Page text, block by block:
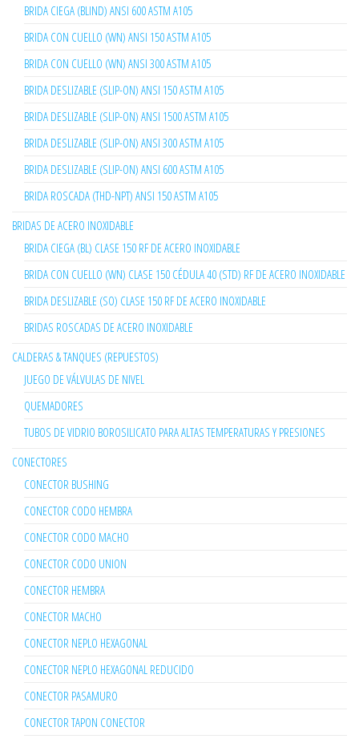
BRIDA CIEGA (BLIND) ANSI 600 ASTM A105
BRIDA CON CUELLO (WN) ANSI 150 ASTM A105
BRIDA CON CUELLO (WN) ANSI 300 ASTM A105
BRIDA DESLIZABLE (SLIP-ON) ANSI 150 ASTM A105
BRIDA DESLIZABLE (SLIP-ON) ANSI 1500 ASTM A105
BRIDA DESLIZABLE (SLIP-ON) ANSI 300 ASTM A105
BRIDA DESLIZABLE (SLIP-ON) ANSI 600 ASTM A105
BRIDA ROSCADA (THD-NPT) ANSI 150 ASTM A105
BRIDAS DE ACERO INOXIDABLE
BRIDA CIEGA (BL) CLASE 150 RF DE ACERO INOXIDABLE
BRIDA CON CUELLO (WN) CLASE 150 CÉDULA 40 (STD) RF DE ACERO INOXIDABLE
BRIDA DESLIZABLE (SO) CLASE 150 RF DE ACERO INOXIDABLE
BRIDAS ROSCADAS DE ACERO INOXIDABLE
CALDERAS & TANQUES (REPUESTOS)
JUEGO DE VÁLVULAS DE NIVEL
QUEMADORES
TUBOS DE VIDRIO BOROSILICATO PARA ALTAS TEMPERATURAS Y PRESIONES
CONECTORES
CONECTOR BUSHING
CONECTOR CODO HEMBRA
CONECTOR CODO MACHO
CONECTOR CODO UNION
CONECTOR HEMBRA
CONECTOR MACHO
CONECTOR NEPLO HEXAGONAL
CONECTOR NEPLO HEXAGONAL REDUCIDO
CONECTOR PASAMURO
CONECTOR TAPON CONECTOR